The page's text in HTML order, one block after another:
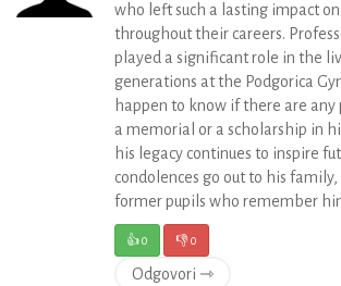
who left such a lasting impact
throughout their careers.
played a significant role in the
generations at the Podgorica
happen to know if there are any
a memorial or a scholarship in
his legacy continues to inspire
condolences go out to his
former pupils who remember
👍0 👎0
Odgovori ⇾